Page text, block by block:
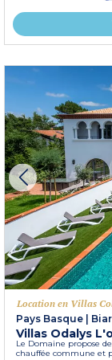
Location en Villas
Pays Basque
Villas Odalys
Le Domaine propose
chauffée commune et